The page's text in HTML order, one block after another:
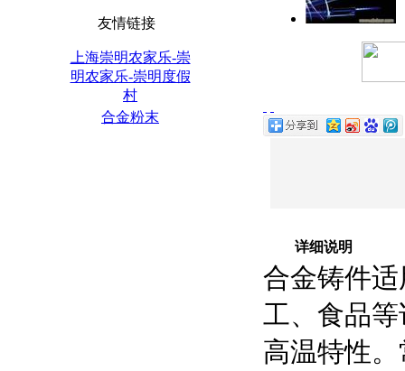
友情链接
上海崇明农家乐-崇
明农家乐-崇明度假
村
合金粉末
详细说明
合金铸件
工、食品
高温特性